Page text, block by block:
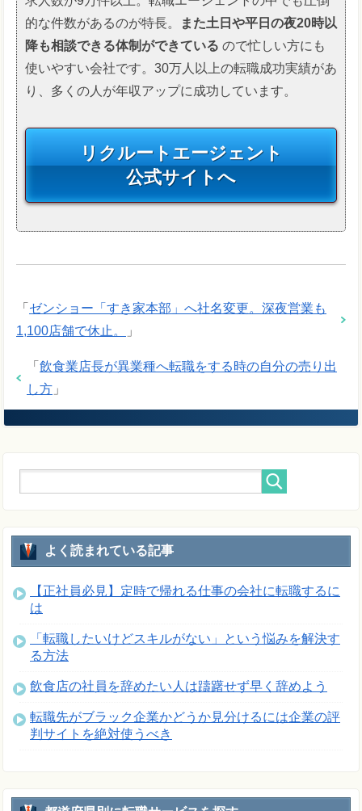
的な件数があるのが特長。
また土日や平日の夜20時以
降も相談できる体制ができている ので忙しい方にも
使いやすい会社です。30万人以上の転職成功実績があ
り、多くの人が年収アップに成功しています。
リクルートエージェント
公式サイトへ
「 ゼンショー「すき家本部」へ社名変更。深夜営業も
1,100店舗で休止。
」
「 飲食業店長が異業種へ転職をする時の自分の売り出
し方 」
よく読まれている記事
【正社員必見】定時で帰れる仕事の会社に転職するに
は
「転職したいけどスキルがない」という悩みを解決す
る方法
飲食店の社員を辞めたい人は躊躇せず早く辞めよう
転職先がブラック企業かどうか見分けるには企業の評
判サイトを絶対使うべき